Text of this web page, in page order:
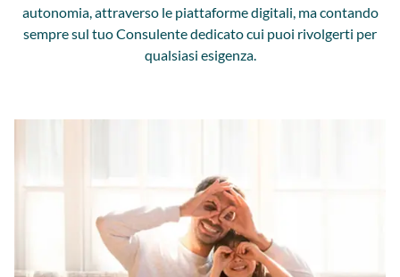
autonomia, attraverso le piattaforme digitali, ma contando
sempre sul tuo Consulente dedicato cui puoi rivolgerti per
qualsiasi esigenza.